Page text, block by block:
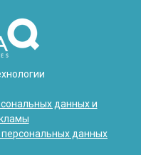
данных и
данных